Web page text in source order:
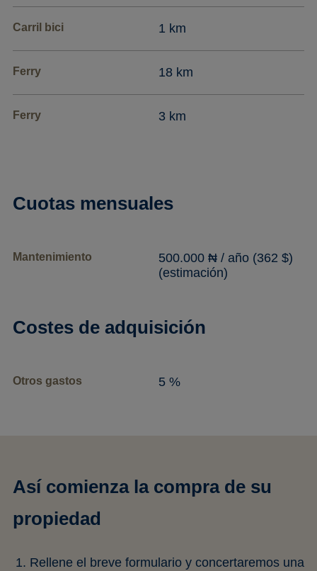
Carril bici 1 km
Ferry 18 km
Ferry 3 km
Cuotas mensuales
Mantenimiento
500.000 ₦ / año (362 $)
(estimación)
Costes de adquisición
Otros gastos 5 %
Así comienza la compra de su
propiedad
Rellene el breve formulario y concertaremos una